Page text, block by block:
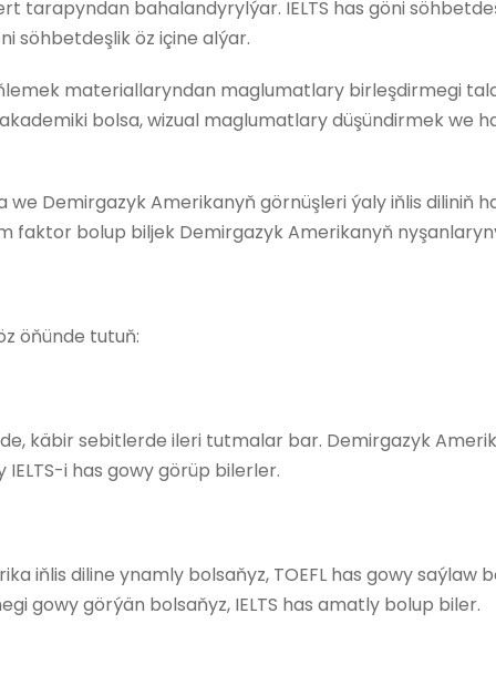
tarapyndan bahalandyrylýar. IELTS has göni
söhbetdeşlik öz içine alýar.
materiallaryndan maglumatlary birleşdirmegi
bolsa, wizual maglumatlary düşündirmek we
we Demirgazyk Amerikanyň görnüşleri ýaly iňlis diliniň
faktor bolup biljek Demirgazyk Amerikanyň
öňünde tutuň:
käbir sebitlerde ileri tutmalar bar. Demirgazyk
i has gowy görüp bilerler.
iňlis diline ynamly bolsaňyz, TOEFL has gowy saýlaw
gowy görýän bolsaňyz, IELTS has amatly bolup biler.